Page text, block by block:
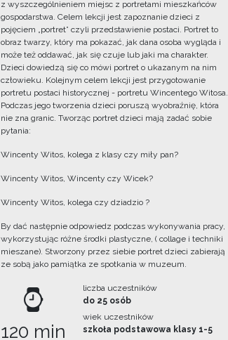
z wyszczególnieniem miejsc z portretami mieszkańców
gospodarstwa. Celem lekcji jest zapoznanie dzieci z
pojęciem „portret” czyli przedstawienie postaci. Portret to
obraz twarzy, który ma pokazać, jak dana osoba wygląda i
może też oddawać, jak się czuje lub jaki ma charakter.
Dzieci dowiedzą się co mówi portret o ukazanym na nim
człowieku. Kolejnym celem lekcji jest przygotowanie
portretu postaci historycznej - portretu Wincentego Witosa.
Podczas jego tworzenia dzieci poruszą wyobraźnię, która
nie zna granic. Tworząc portret dzieci mają zadać sobie
pytania:
Wincenty Witos, kolega z klasy czy miły pan?
Wincenty Witos, Wincenty czy Wicek?
Wincenty Witos, kolega czy dziadzio ?
By dać następnie odpowiedz podczas wykonywania pracy,
wykorzystując różne środki plastyczne, ( collage i techniki
mieszane). Stworzony przez siebie portret dzieci zabierają
ze sobą jako pamiątka ze spotkania w muzeum.
120 min
liczba uczestników
do 25 osób
wiek uczestników
szkoła podstawowa klasy 1-5